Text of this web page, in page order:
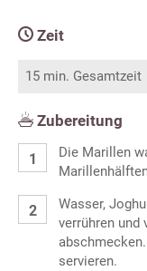
Zeit
15 min. Gesamtzeit
Zubereitung
Die Marillen
Wasser,
verrühren
servieren.